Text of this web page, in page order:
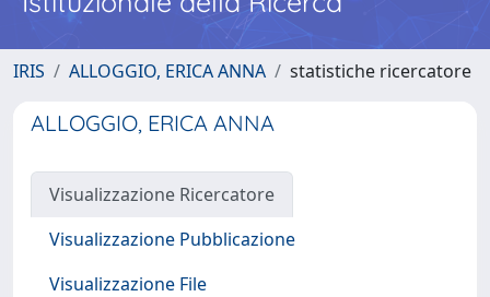
IRIS ALLOGGIO, ERICA ANNA statistiche ricercatore
ALLOGGIO, ERICA ANNA
Visualizzazione Ricercatore
Visualizzazione Pubblicazione
Visualizzazione File